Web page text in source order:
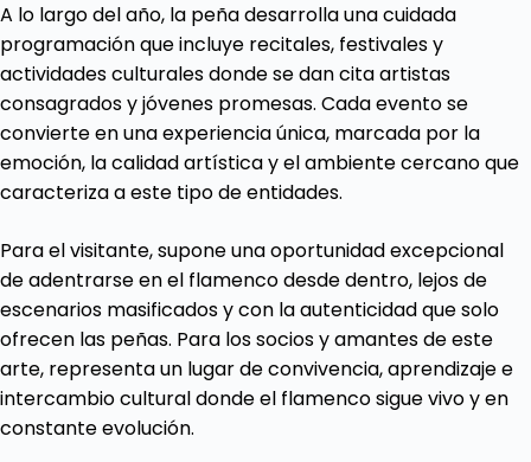
A lo largo del año, la peña desarrolla una cuidada
programación que incluye recitales, festivales y
actividades culturales donde se dan cita artistas
consagrados y jóvenes promesas. Cada evento se
convierte en una experiencia única, marcada por la
emoción, la calidad artística y el ambiente cercano que
caracteriza a este tipo de entidades.
Para el visitante, supone una oportunidad excepcional
de adentrarse en el flamenco desde dentro, lejos de
escenarios masificados y con la autenticidad que solo
ofrecen las peñas. Para los socios y amantes de este
arte, representa un lugar de convivencia, aprendizaje e
intercambio cultural donde el flamenco sigue vivo y en
constante evolución.